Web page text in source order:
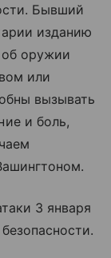
Бывший
изданию
оружии
или
вызывать
и боль,
3 января